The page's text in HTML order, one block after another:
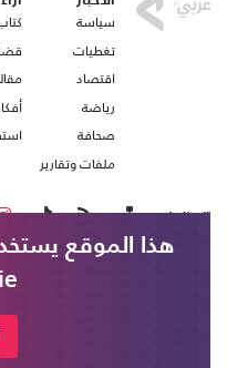
سياسة
تغطيات
اقتصاد
رياضة
صحافة
ملفات وتقارير
تابعنا على
هذا الموقع